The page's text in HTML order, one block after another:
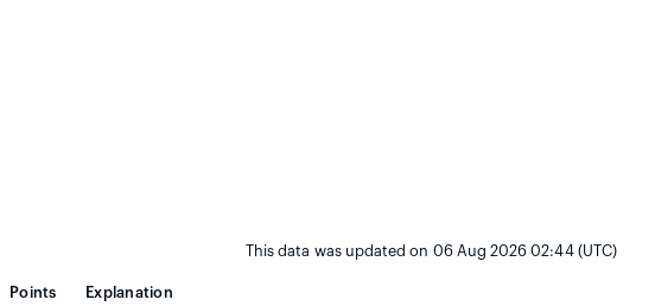
This data was updated on 06 Aug 2026 02:44 (UTC)
Points Explanation